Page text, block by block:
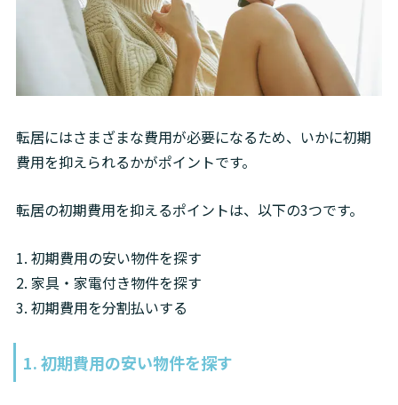
転居にはさまざまな費用が必要になるため、いかに初期
費用を抑えられるかがポイントです。
転居の初期費用を抑えるポイントは、以下の3つです。
1. 初期費用の安い物件を探す
2. 家具・家電付き物件を探す
3. 初期費用を分割払いする
1. 初期費用の安い物件を探す